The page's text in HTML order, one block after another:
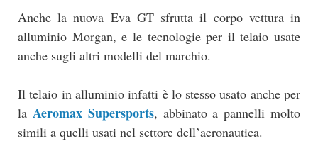
Anche la nuova Eva GT sfrutta il corpo vettura in
alluminio Morgan, e le tecnologie per il telaio usate
anche sugli altri modelli del marchio.
Il telaio in alluminio infatti è lo stesso usato anche per
la Aeromax Supersports, abbinato a pannelli molto
simili a quelli usati nel settore dell’aeronautica.